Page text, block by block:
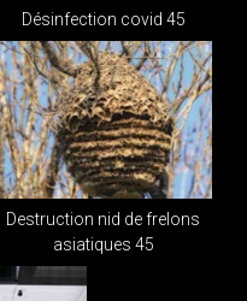
Désinfection covid 45
Destruction nid de frelons
asiatiques 45